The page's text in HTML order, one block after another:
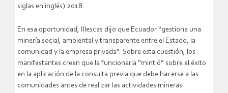
siglas en inglés) 2018.
En esa oportunidad, Illescas dijo que Ecuador “gestiona una
minería social, ambiental y transparente entre el Estado, la
comunidad y la empresa privada”. Sobre esta cuestión, los
manifestantes creen que la funcionaria “mintió” sobre el éxito
en la aplicación de la consulta previa que debe hacerse a las
comunidades antes de realizar las actividades mineras.